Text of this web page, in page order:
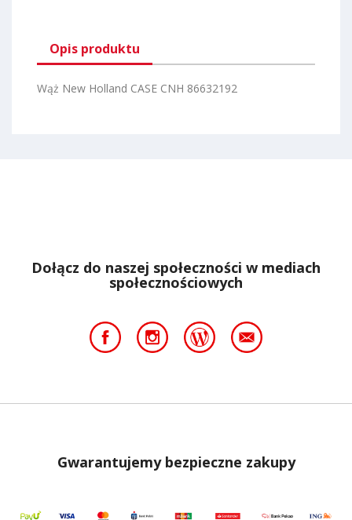
Opis produktu
Wąż New Holland CASE CNH 86632192
Dołącz do naszej społeczności w mediach
społecznościowych
Gwarantujemy bezpieczne zakupy